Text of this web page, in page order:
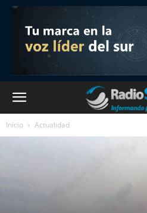
Inicio Actualidad